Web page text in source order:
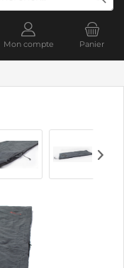
Panier
Mon compte